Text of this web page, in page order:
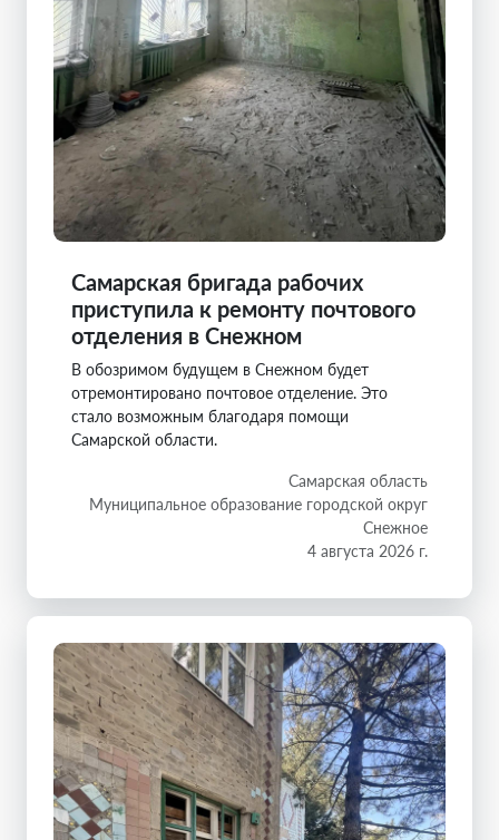
Самарская бригада рабочих
приступила к ремонту почтового
отделения в Снежном
В обозримом будущем в Снежном будет
отремонтировано почтовое отделение. Это
стало возможным благодаря помощи
Самарской области.
Самарская область
Муниципальное образование городской округ
Снежное
4 августа 2026 г.